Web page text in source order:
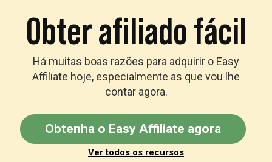
Obter afiliado fácil
Há muitas boas razões para adquirir o Easy
Affiliate hoje, especialmente as que vou lhe
contar agora.
Obtenha o Easy Affiliate agora
Ver todos os recursos